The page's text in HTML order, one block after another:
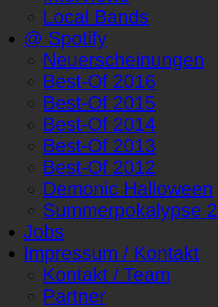
Local Bands
@ Spotify
Neuerscheinungen
Best-Of 2016
Best-Of 2015
Best-Of 2014
Best-Of 2013
Best-Of 2012
Demonic Halloween
Summerpokalypse
Jobs
Impressum / Kontakt
Kontakt / Team
Partner